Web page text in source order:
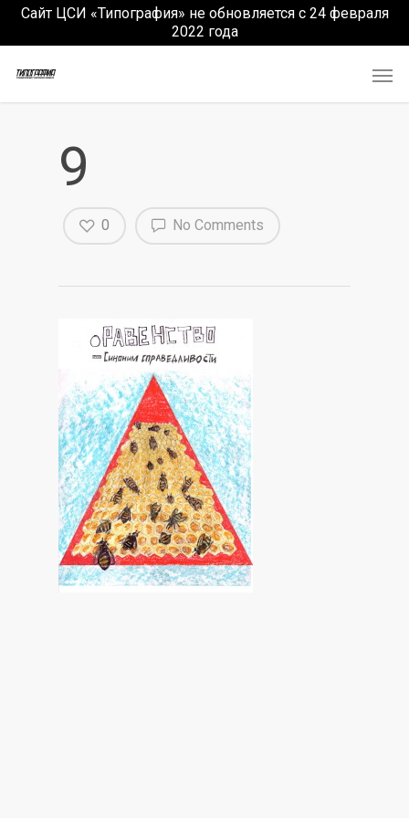
Сайт ЦСИ «Типография» не обновляется с 24 февраля
2022 года
9
No Comments
0